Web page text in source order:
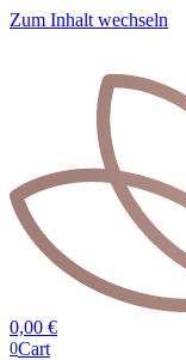
Zum Inhalt wechseln
0,00 €
0Cart